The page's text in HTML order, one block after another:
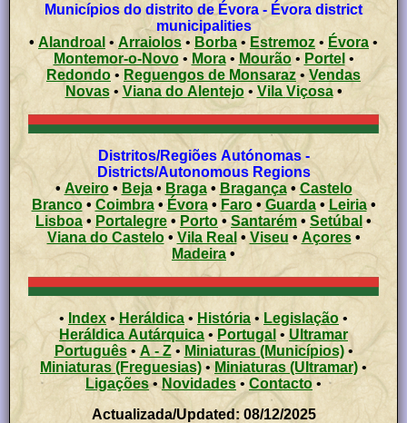
Municípios do distrito de Évora - Évora district
municipalities
• Alandroal •Arraiolos• Borba • Estremoz • Évora •
Montemor-o-Novo• Mora• Mourão• Portel •
Redondo • Reguengos de Monsaraz • Vendas
Novas• Viana do Alentejo• Vila Viçosa•
Distritos/Regiões Autónomas -
Districts/Autonomous Regions
• Aveiro• Beja• Braga• Bragança• Castelo
Branco• Coimbra•Évora• Faro•Guarda• Leiria•
Lisboa• Portalegre • Porto•Santarém • Setúbal •
Viana do Castelo•Vila Real • Viseu • Açores •
Madeira •
• Index • Heráldica • História • Legislação •
Heráldica Autárquica • Portugal • Ultramar
Português• A - Z• Miniaturas (Municípios)•
Miniaturas (Freguesias) • Miniaturas (Ultramar) •
Ligações• Novidades • Contacto •
Actualizada/Updated: 08/12/2025